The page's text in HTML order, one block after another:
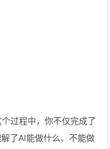
过程中，你不仅完成了
了AI能做什么、不能做